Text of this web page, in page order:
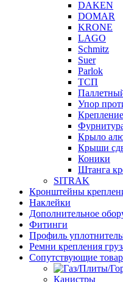
DAKEN
DOMAR
KRONE
LAGO
Schmitz
Suer
Parlok
ТСП
Упор
Крыло
Крыши
Коники
Штанга
SITRAK
Кронштейны
Наклейки
Дополнительное
Фитинги
Профиль
Ремни крепления
Сопутствующие
Канистры